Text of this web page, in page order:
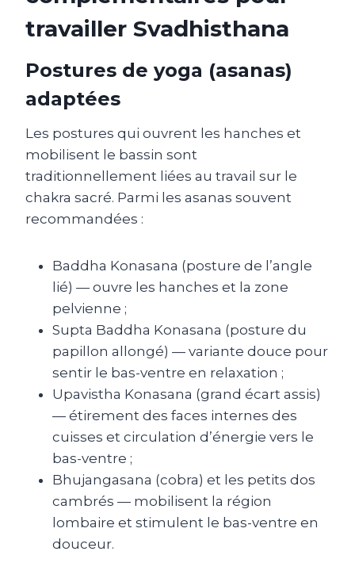
travailler Svadhisthana
Postures de yoga (asanas)
adaptées
Les postures qui ouvrent les hanches et
mobilisent le bassin sont
traditionnellement liées au travail sur le
chakra sacré. Parmi les asanas souvent
recommandées :
Baddha Konasana (posture de l’angle
lié) — ouvre les hanches et la zone
pelvienne ;
Supta Baddha Konasana (posture du
papillon allongé) — variante douce pour
sentir le bas-ventre en relaxation ;
Upavistha Konasana (grand écart assis)
— étirement des faces internes des
cuisses et circulation d’énergie vers le
bas-ventre ;
Bhujangasana (cobra) et les petits dos
cambrés — mobilisent la région
lombaire et stimulent le bas-ventre en
douceur.